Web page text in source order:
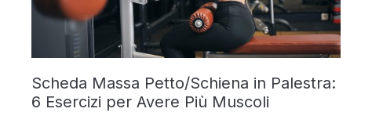
Scheda Massa Petto/Schiena in Palestra:
6 Esercizi per Avere Più Muscoli